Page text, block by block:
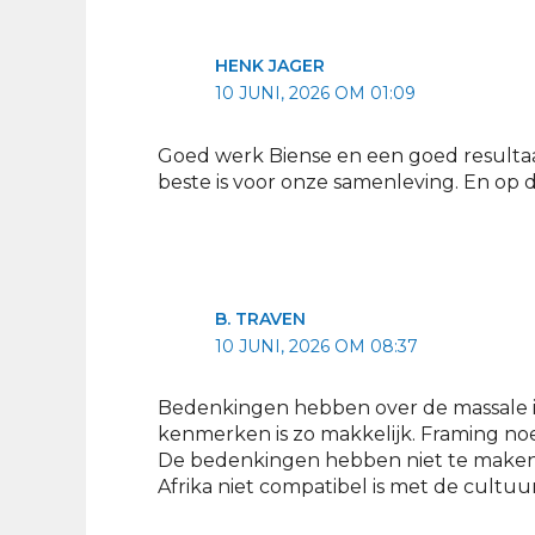
HENK JAGER
10 JUNI, 2026 OM 01:09
Goed werk Biense en een goed
beste is voor onze samenleving. En
B. TRAVEN
10 JUNI, 2026 OM 08:37
Bedenkingen hebben over de massale
kenmerken is zo makkelijk. Framing
De bedenkingen hebben niet te
Afrika niet compatibel is met de